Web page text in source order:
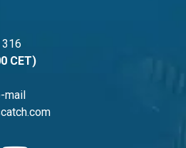
CET)
mail